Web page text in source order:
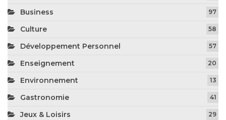
Business 97
Culture 58
Développement Personnel 57
Enseignement 20
Environnement 13
Gastronomie 41
Jeux & Loisirs 29